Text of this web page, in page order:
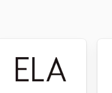
y actualizada es visitar
no duden en ponerse